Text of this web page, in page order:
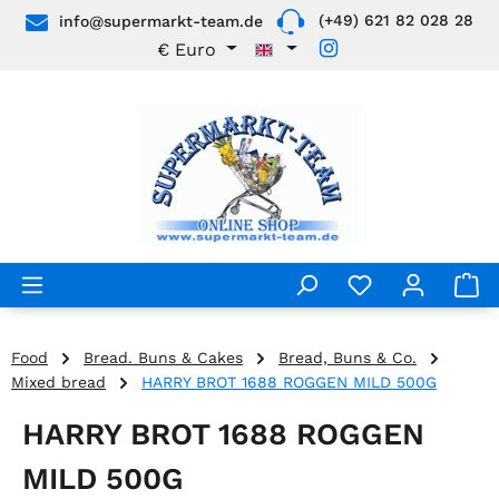
Skip to main content
info@supermarkt-team.de (+49) 621 82 028 28
€ Euro
Food Bread. Buns & Cakes
Bread, Buns & Co.
Mixed bread
HARRY BROT 1688 ROGGEN MILD 500G
HARRY BROT 1688 ROGGEN
MILD 500G